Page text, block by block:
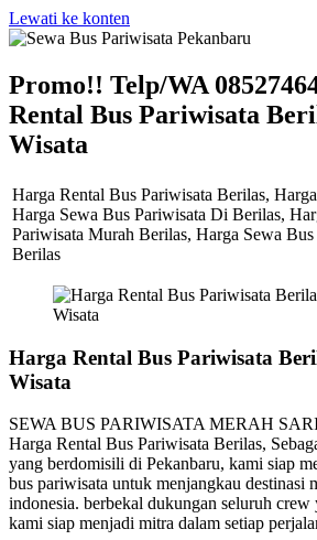
Lewati ke konten
Promo!! Telp/WA
Rental Bus Pariwisata
Wisata
Harga Rental Bus Pariwisata Berilas,
Harga Sewa Bus Pariwisata Di Berilas,
Pariwisata Murah Berilas, Harga Sewa
Berilas
Harga Rental Bus Pariwisata
Wisata
SEWA BUS PARIWISATA MERAH
Harga Rental Bus Pariwisata Berilas,
yang berdomisili di Pekanbaru, kami siap
bus pariwisata untuk menjangkau destinasi
indonesia. berbekal dukungan seluruh crew
kami siap menjadi mitra dalam setiap